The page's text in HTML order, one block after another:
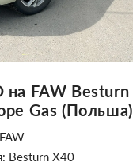
на FAW Besturn
Gas (Польша)
Besturn X40